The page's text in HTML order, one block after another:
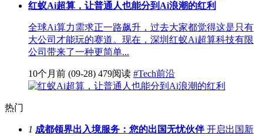
红蚁Ai超算，让普通人也能分到Ai浪潮的红利
全球Ai算力需求正一路飙升，过去大家都觉得这是只有
大公司才能玩的赛道。现在，深圳红蚁Ai超算科技有限
公司带来了一种更简单...
10个月前 (09-28) 479阅读 #Tech前沿
热门
1 成都领界出入境服务：您的出国无忧伙伴 开启出国新